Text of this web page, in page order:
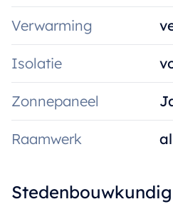
Verwarming
Isolatie
Zonnepaneel
Raamwerk
Stedenbouwkundig